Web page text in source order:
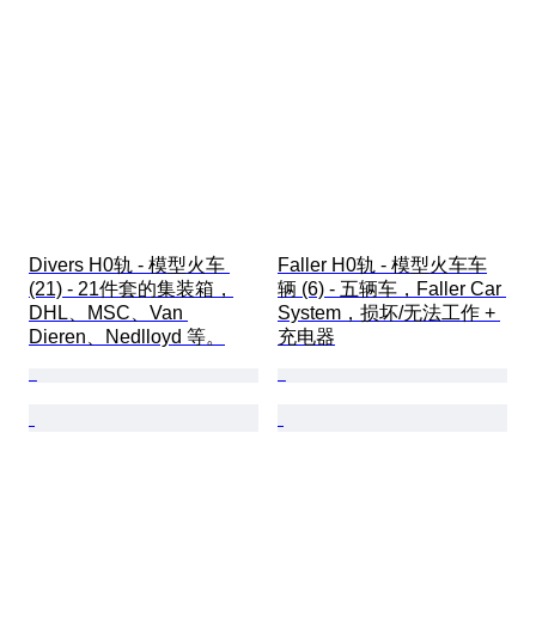
Divers H0轨 - 模型火车
(21) - 21件套的集装箱，
DHL、MSC、Van
Dieren、Nedlloyd 等。
Faller H0轨 - 模型火车车
辆 (6) - 五辆车，Faller Car
System，损坏/无法工作 +
充电器